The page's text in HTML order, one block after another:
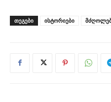
ᲗᲔᲒᲔᲑᲘ ისტორიები